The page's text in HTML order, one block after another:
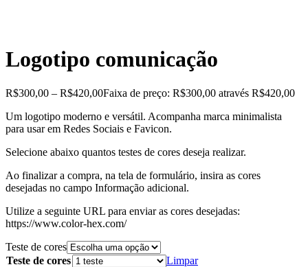
Logotipo comunicação
R$300,00 – R$420,00Faixa de preço: R$300,00 através R$420,00
Um logotipo moderno e versátil. Acompanha marca minimalista
para usar em Redes Sociais e Favicon.
Selecione abaixo quantos testes de cores deseja realizar.
Ao finalizar a compra, na tela de formulário, insira as cores
desejadas no campo Informação adicional.
Utilize a seguinte URL para enviar as cores desejadas:
https://www.color-hex.com/
Teste de cores
Teste de cores
Limpar